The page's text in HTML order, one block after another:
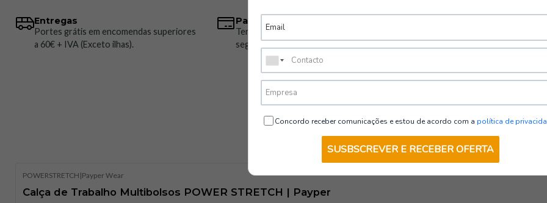
Entregas
Portes grátis em encomendas superiores
a 60€ + IVA (Exceto ilhas).
Pagamentos Seguros
Temos vários métodos de pagamento
seguros
encomenda
Calças
POWERSTRETCH |Payper Wear
Calça de Trabalho Multibolsos POWER STRETCH | Payper
Concordo receber comunicações e estou de acordo com a política de
SUSBSCREVER E RECEBER OFERTA